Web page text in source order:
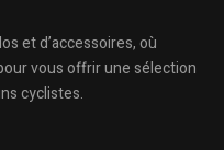
et d’accessoires, où
vous offrir une sélection
cyclistes.